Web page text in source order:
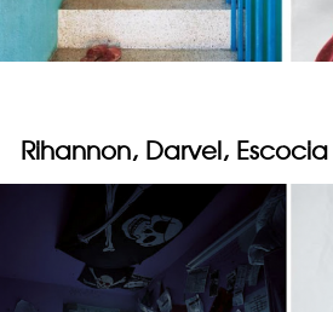
Rihannon, Darvel, Escocia